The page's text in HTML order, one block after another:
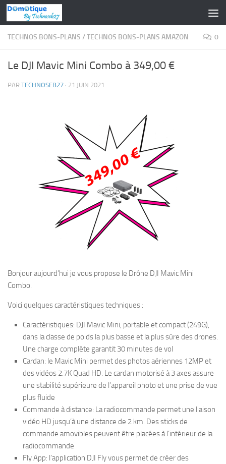
Skip to content
TECHNOS BONS-PLANS /TECHNOS BONS-PLANS AMAZON 0
Le DJI Mavic Mini Combo à 349,00 €
PAR TECHNOSEB27 · 21 JUIN 2021
Bonjour aujourd’hui je vous propose le Drône DJI Mavic Mini
Combo.
Voici quelques caractéristiques techniques :
Caractéristiques: DJI Mavic Mini, portable et compact (249G),
dans la classe de poids la plus basse et la plus sûre des drones.
Une charge complète garantit 30 minutes de vol
Cardan: le Mavic Mini permet des photos aériennes 12MP et
des vidéos 2.7K Quad HD. Le cardan motorisé à 3 axes assure
une stabilité supérieure de l’appareil photo et une prise de vue
plus fluide
Commande à distance: La radiocommande permet une liaison
vidéo HD jusqu’à une distance de 2 km. Des sticks de
commande amovibles peuvent être placées à l’intérieur de la
radiocommande
Fly App: l’application DJI Fly vous permet de créer des